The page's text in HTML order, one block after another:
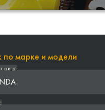
по марке и модели
авто